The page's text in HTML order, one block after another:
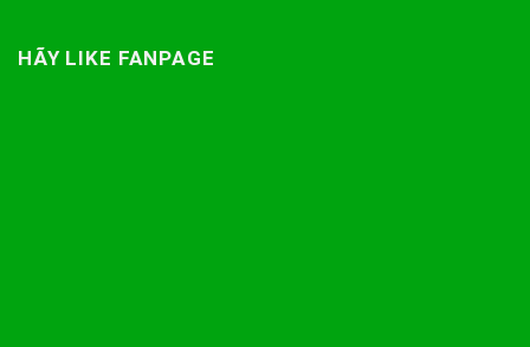
HÃY LIKE FANPAGE